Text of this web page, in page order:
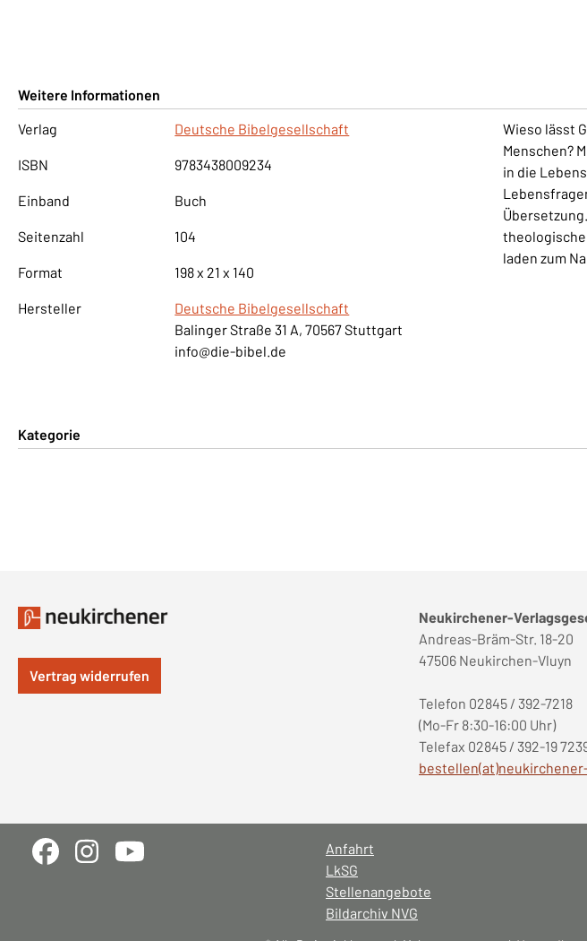
Weitere Informationen
Verlag
Deutsche Bibelgesellschaft
ISBN 9783438009234
Einband Buch
Seitenzahl 104
Format 198 x 21 x 140
Hersteller
Deutsche Bibelgesellschaft
Balinger Straße 31 A, 70567 Stuttgart
info@die-bibel.de
Wieso lässt
Menschen?
in die
theologische
laden zum
Kategorie
Vertrag widerrufen
Neukirchener-
Andreas-Bräm-Str. 18-20
47506 Neukirchen-Vluyn
Telefon 02845 / 392-7218
(Mo-Fr 8:30-16:00 Uhr)
Telefax 02845 / 392-19
Anfahrt
LkSG
Stellenangebote
Bildarchiv NVG